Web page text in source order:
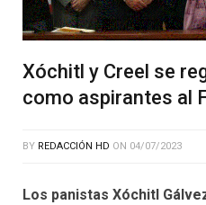
Xóchitl y Creel se
como aspirantes al
BY REDACCIÓN HD ON 04/07/2023
Los panistas Xóchitl